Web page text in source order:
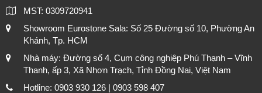
MST: 0309720941
Showroom Eurostone Sala: Số 25 Đường số 10, Phường An
Khánh, Tp. HCM
Nhà máy: Đường số 4, Cụm công nghiệp Phú Thạnh – Vĩnh
Thanh, ấp 3, Xã Nhơn Trạch, Tỉnh Đồng Nai, Việt Nam
Hotline: 0903 930 126 | 0903 598 407